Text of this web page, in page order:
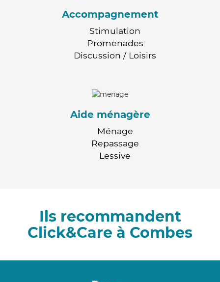
Accompagnement
Stimulation
Promenades
Discussion / Loisirs
Aide ménagère
Ménage
Repassage
Lessive
Ils recommandent
Click&Care à Combes